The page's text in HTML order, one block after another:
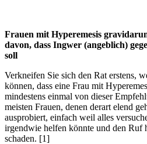
Frauen mit Hyperemesis
davon, dass Ingwer (angeblich)
soll
Verkneifen Sie sich den Rat erstens,
können, dass eine Frau mit
mindestens einmal von dieser
meisten Frauen, denen derart elend
ausprobiert, einfach weil alles
irgendwie helfen könnte und den Ruf
schaden. [1]